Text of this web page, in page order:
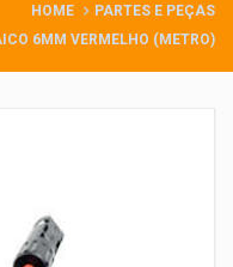
HOME
PARTES E PEÇAS
6MM VERMELHO (METRO)